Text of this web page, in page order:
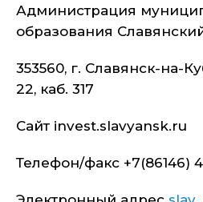
Администрация
образования
353560, г. Славянск-на-
22, каб. 317
Сайт invest.slavyansk.ru
Телефон/факс +7(86146)